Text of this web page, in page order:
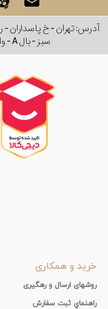
کشور
سوئیس
نمایش
سبز - بال A - واحد ۷۱۱
خرید و همکاری
روشهای ارسال و رهگیری
راهنماي ثبت سفارش